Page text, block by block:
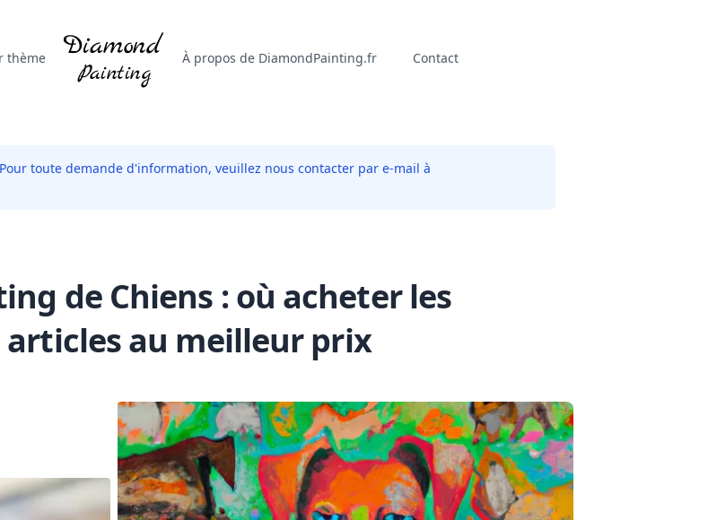
thème À propos de DiamondPainting.fr Contact
toute demande d'information, veuillez nous contacter par e-mail à
de Chiens : où acheter les
au meilleur prix